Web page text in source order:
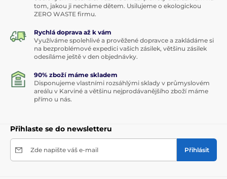
tom, jakou ji necháme dětem. Usilujeme o ekologickou
ZERO WASTE firmu.
Rychlá doprava až k vám
Využíváme spolehlivé a prověžené dopravce a zakládáme si
na bezproblémové expedici vašich zásilek, většinu zásilek
odesíláme ještě v den objednávky.
90% zboží máme skladem
Disponujeme vlastními rozsáhlými sklady v průmyslovém
areálu v Karviné a většinu nejprodávanějšího zboží máme
přímo u nás.
Přihlaste se do newsletteru
Zde napište váš e-mail Přihlásit